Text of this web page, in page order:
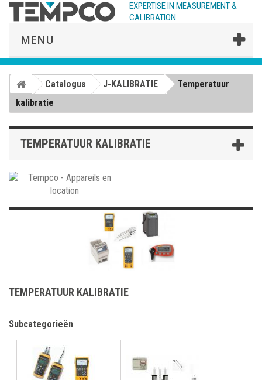
EXPERTISE IN MEASUREMENT &
CALIBRATION
MENU
Catalogus J-KALIBRATIE
Temperatuur
kalibratie
TEMPERATUUR KALIBRATIE
TEMPERATUUR KALIBRATIE
Subcategorieën